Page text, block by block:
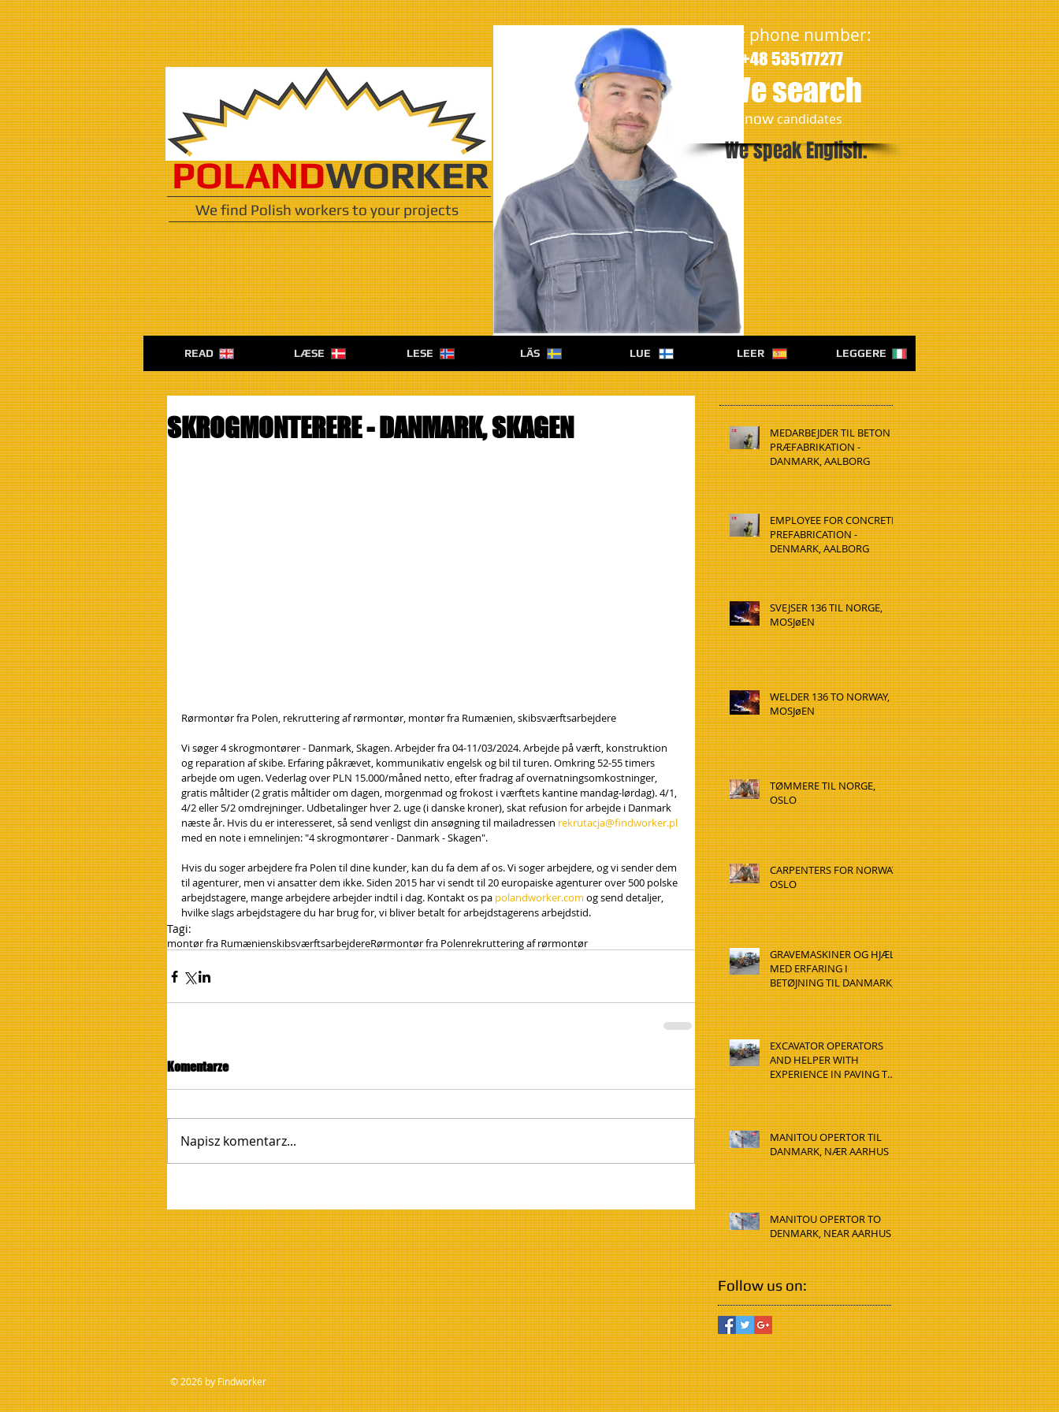
POLANDWORKER
We find Polish workersto your projects
We speak English.
READ LÆSE LESE LÄS LUE LEER LEGGERE
SKROGMONTERERE - DANMARK, SKAGEN
Rørmontør fra Polen, rekruttering af rørmontør, montør fra Rumænien, skibsværftsarbejdere
Vi søger 4 skrogmontører - Danmark, Skagen. Arbejder fra 04-11/03/2024. Arbejde på værft, konstruktion
og reparation af skibe. Erfaring påkrævet, kommunikativ engelsk og bil til turen. Omkring 52-55 timers
arbejde om ugen. Vederlag over PLN 15.000/måned netto, efter fradrag af overnatningsomkostninger,
gratis måltider (2 gratis måltider om dagen, morgenmad og frokost i værftets kantine mandag-lørdag). 4/1,
4/2 eller 5/2 omdrejninger. Udbetalinger hver 2. uge (i danske kroner), skat refusion for arbejde i Danmark
næste år. Hvis du er interesseret, så send venligst din ansøgning til mailadressen rekrutacja@findworker.pl
med en note i emnelinjen: "4 skrogmontører - Danmark - Skagen".
Hvis du soger arbejdere fra Polen til dine kunder, kan du fa dem af os. Vi soger arbejdere, og vi sender dem
til agenturer, men vi ansatter dem ikke. Siden 2015 har vi sendt til 20 europaiske agenturer over 500 polske
arbejdstagere, mange arbejdere arbejder indtil i dag. Kontakt os pa polandworker.com og send detaljer,
hvilke slags arbejdstagere du har brug for, vi bliver betalt for arbejdstagerens arbejdstid.
Tagi:
montør fra RumænienskibsværftsarbejdereRørmontør fra Polenrekruttering af rørmontør
Komentarze
Napisz komentarz...
MEDARBEJDER TIL BETON
PRÆFABRIKATION -
DANMARK, AALBORG
EMPLOYEE FOR CONCRETE
PREFABRICATION -
DENMARK, AALBORG
SVEJSER 136 TIL NORGE,
MOSJøEN
WELDER 136 TO NORWAY,
MOSJøEN
TØMMERE TIL NORGE,
OSLO
CARPENTERS FOR NORWAY,
OSLO
GRAVEMASKINER OG HJÆLP
MED ERFARING I
BETØJNING TIL DANMARK,
HADSTEN
EXCAVATOR OPERATORS
AND HELPER WITH
EXPERIENCE IN PAVING TO
DENMARK, HADSTEN
MANITOU OPERTOR TIL
DANMARK, NÆR AARHUS
MANITOU OPERTOR TO
DENMARK, NEAR AARHUS
Follow us on:
Our phone number:
+48 535177277
We search
​nowcandidates
© 2026 by Findworker